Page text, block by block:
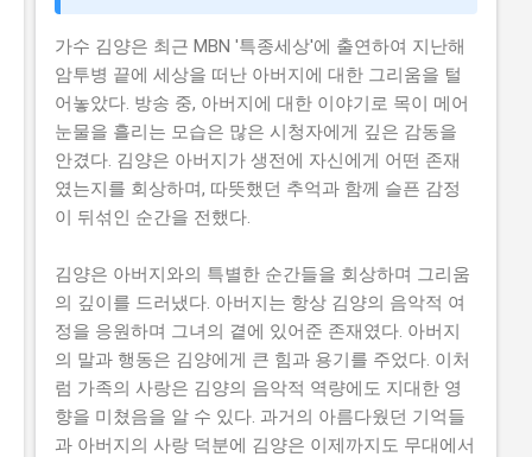
까? 신청 자격과 준비물 지원 내용과 실제 혜택 단계별 신
청 방법 탈락하는 이유와 합격 전략 이 사업, 정말 받을 수
있을까? 이 사업이 뭔지, 지원 규모, 연간 선발 인원, 경쟁
률 2026년 농식품 중소기업 기술보호 컨설팅 지원사업은
농식품 중소기업의 기술 보호를 위해 제공하는 지원사업
입니다. 매년 약 500개의 사업체가 선정되는데요, 선정된
기업은 최대 5천만 원 까지의 기술 보호 컨설팅 비용을 지
원받을 수 있습니다. 유사 사업과 비교 (예비 초기 등 구체
위한 지원사업과는 다릅니다...
가수 김양은 최근 MBN '특종세상'에 출연하여 지난해
암투병 끝에 세상을 떠난 아버지에 대한 그리움을 털
어놓았다. 방송 중, 아버지에 대한 이야기로 목이 메어
눈물을 흘리는 모습은 많은 시청자에게 깊은 감동을
안겼다. 김양은 아버지가 생전에 자신에게 어떤 존재
였는지를 회상하며, 따뜻했던 추억과 함께 슬픈 감정
이 뒤섞인 순간을 전했다.
김양은 아버지와의 특별한 순간들을 회상하며 그리움
의 깊이를 드러냈다. 아버지는 항상 김양의 음악적 여
정을 응원하며 그녀의 곁에 있어준 존재였다. 아버지
의 말과 행동은 김양에게 큰 힘과 용기를 주었다. 이처
럼 가족의 사랑은 김양의 음악적 역량에도 지대한 영
향을 미쳤음을 알 수 있다. 과거의 아름다웠던 기억들
과 아버지의 사랑 덕분에 김양은 이제까지도 무대에서